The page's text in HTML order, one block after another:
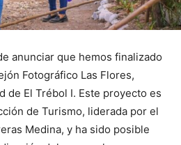
anunciar que hemos finalizado
Fotográfico Las Flores,
de El Trébol I. Este proyecto es
de Turismo, liderada por el
Medina, y ha sido posible